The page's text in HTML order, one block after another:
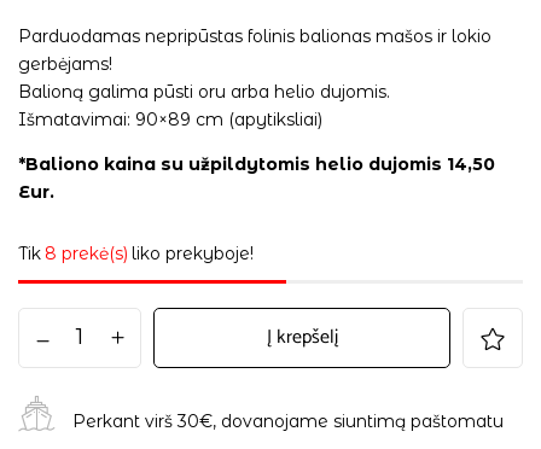
Parduodamas nepripūstas folinis balionas mašos ir lokio
gerbėjams!
Balioną galima pūsti oru arba helio dujomis.
Išmatavimai: 90×89 cm (apytiksliai)
*Baliono kaina su užpildytomis helio dujomis 14,50
Eur.
Tik 8 prekė(s) liko prekyboje!
Į krepšelį
Perkant virš 30€, dovanojame siuntimą paštomatu